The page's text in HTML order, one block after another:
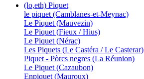
(lo,eth) Piquet
le piquet (Camblanes-et-Meynac)
Le Piquet (Mauvezin)
Le Piquet (Fieux / Hius)
Le Piquet (Nérac)
Les Piquets (Le Castéra / Le Casterar)
Piquet - Pòrcs negres (La Réunion)
Le Piquet (Cazaubon)
Enpiquet (Mauroux)